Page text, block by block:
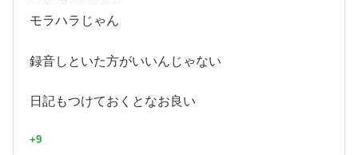
モラハラじゃん
録音しといた方がいいんじゃない
日記もつけておくとなお良い
+9